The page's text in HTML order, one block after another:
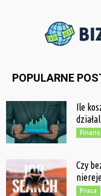
POPULARNE
Ile
Czy
Praca